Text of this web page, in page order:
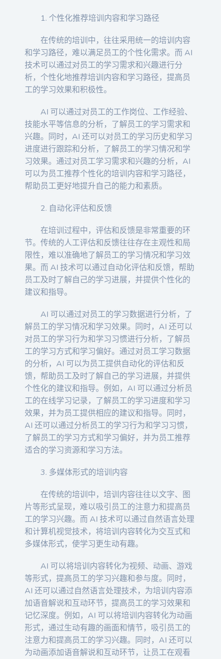
1. 个性化推荐培训内容和学习路径
在传统的培训中，往往采用统一的培训内容
和学习路径，难以满足员工的个性化需求。而 AI
技术可以通过对员工的学习需求和兴趣进行分
析，个性化地推荐培训内容和学习路径，提高员
工的学习效果和积极性。
AI 可以通过对员工的工作岗位、工作经验、
技能水平等信息的分析，了解员工的学习需求和
兴趣。同时，AI 还可以对员工的学习历史和学习
进度进行跟踪和分析，了解员工的学习情况和学
习效果。通过对员工学习需求和兴趣的分析，AI
可以为员工推荐个性化的培训内容和学习路径，
帮助员工更好地提升自己的能力和素质。
2. 自动化评估和反馈
在培训过程中，评估和反馈是非常重要的环
节。传统的人工评估和反馈往往存在主观性和局
限性，难以准确地了解员工的学习情况和学习效
果。而 AI 技术可以通过自动化评估和反馈，帮助
员工及时了解自己的学习进展，并提供个性化的
建议和指导。
AI 可以通过对员工的学习数据进行分析，了
解员工的学习情况和学习效果。同时，AI 还可以
对员工的学习行为和学习习惯进行分析，了解员
工的学习方式和学习偏好。通过对员工学习数据
的分析，AI 可以为员工提供自动化的评估和反
馈，帮助员工及时了解自己的学习进展，并提供
个性化的建议和指导。例如，AI 可以通过分析员
工的在线学习记录，了解员工的学习进度和学习
效果，并为员工提供相应的建议和指导。同时，
AI 还可以通过分析员工的学习行为和学习习惯，
了解员工的学习方式和学习偏好，并为员工推荐
适合的学习资源和学习方法。
3. 多媒体形式的培训内容
在传统的培训中，培训内容往往以文字、图
片等形式呈现，难以吸引员工的注意力和提高员
工的学习兴趣。而 AI 技术可以通过自然语言处理
和计算机视觉技术，将培训内容转化为交互式和
多媒体形式，使学习更生动有趣。
AI 可以将培训内容转化为视频、动画、游戏
等形式，提高员工的学习兴趣和参与度。同时，
AI 还可以通过自然语言处理技术，为培训内容添
加语音解说和互动环节，提高员工的学习效果和
记忆深度。例如，AI 可以将培训内容转化为动画
形式，通过生动有趣的画面和情节，吸引员工的
注意力和提高员工的学习兴趣。同时，AI 还可以
为动画添加语音解说和互动环节，让员工在观看